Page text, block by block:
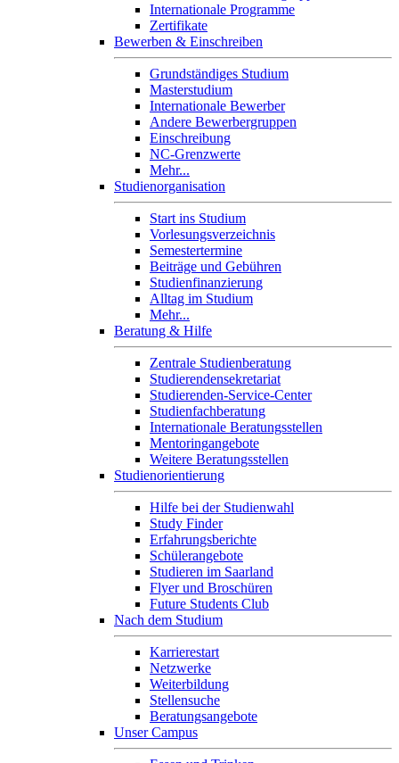
Internationale Programme
Zertifikate
Bewerben & Einschreiben
Grundständiges Studium
Masterstudium
Internationale Bewerber
Andere Bewerbergruppen
Einschreibung
NC-Grenzwerte
Mehr...
Studienorganisation
Start ins Studium
Vorlesungsverzeichnis
Semestertermine
Beiträge und Gebühren
Studienfinanzierung
Alltag im Studium
Mehr...
Beratung & Hilfe
Zentrale Studienberatung
Studierendensekretariat
Studierenden-Service-Center
Studienfachberatung
Internationale Beratungsstellen
Mentoringangebote
Weitere Beratungsstellen
Studienorientierung
Hilfe bei der Studienwahl
Study Finder
Erfahrungsberichte
Schülerangebote
Studieren im Saarland
Flyer und Broschüren
Future Students Club
Nach dem Studium
Karrierestart
Netzwerke
Weiterbildung
Stellensuche
Beratungsangebote
Unser Campus